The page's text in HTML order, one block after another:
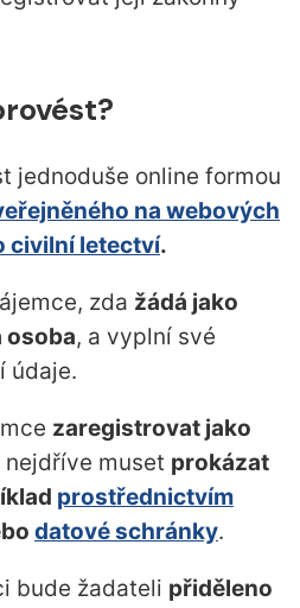
jednoduše online formou
na webových
civilní letectví.
zda žádá jako
osoba, a vyplní své
údaje.
zaregistrovat jako
nejdříve muset prokázat
prostřednictvím
datové schránky.
bude žadateli přiděleno